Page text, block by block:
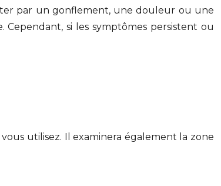
par un gonflement, une douleur ou une
si les symptômes persistent ou
utilisez. Il examinera également la zone